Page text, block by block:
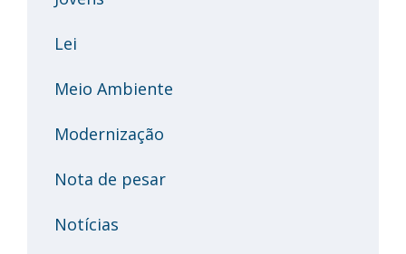
Lei
Meio Ambiente
Modernização
Nota de pesar
Notícias